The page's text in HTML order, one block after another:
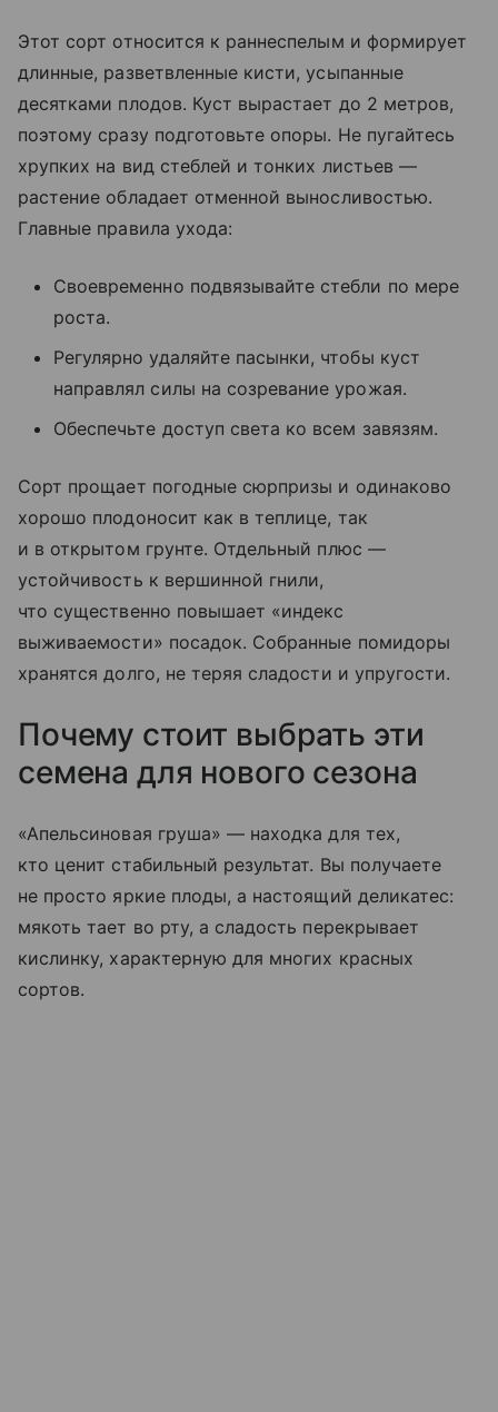
Этот сорт относится к раннеспелым и формирует
длинные, разветвленные кисти, усыпанные
десятками плодов. Куст вырастает до 2 метров,
поэтому сразу подготовьте опоры. Не пугайтесь
хрупких на вид стеблей и тонких листьев —
растение обладает отменной выносливостью.
Главные правила ухода:
Своевременно подвязывайте стебли по мере
роста.
Регулярно удаляйте пасынки, чтобы куст
направлял силы на созревание урожая.
Обеспечьте доступ света ко всем завязям.
Сорт прощает погодные сюрпризы и одинаково
хорошо плодоносит как в теплице, так
и в открытом грунте. Отдельный плюс —
устойчивость к вершинной гнили,
что существенно повышает «индекс
выживаемости» посадок. Собранные помидоры
хранятся долго, не теряя сладости и упругости.
Почему стоит выбрать эти
семена для нового сезона
«Апельсиновая груша» — находка для тех,
кто ценит стабильный результат. Вы получаете
не просто яркие плоды, а настоящий деликатес:
мякоть тает во рту, а сладость перекрывает
кислинку, характерную для многих красных
сортов.